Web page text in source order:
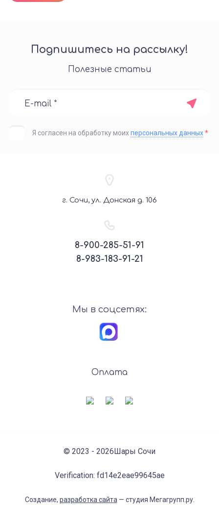
Подпишитесь на рассылку!
Полезные статьи
Я согласен на обработку моихперсональных данных*
г. Сочи, ул. Донская д. 106
8-900-285-51-91
8-983-183-91-21
Мы в соцсетях:
Оплата
© 2023 - 2026Шары Сочи
Verification: fd14e2eae99645ae
Создание, разработка сайта — студия Мегагрупп.ру.